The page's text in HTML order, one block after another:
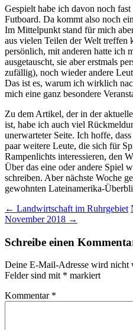
Gespielt habe ich davon noch
Futboard. Da kommt also noch
Im Mittelpunkt stand für mich
aus vielen Teilen der Welt treffen
persönlich, mit anderen hatte ich
ausgetauscht, sie aber erstmals
zufällig), noch wieder andere
Das ist es, warum ich wirklich
mich eine ganz besondere
Zu dem Artikel, der in der
ist, habe ich auch viel
unerwarteter Seite. Ich hoffe,
paar weitere Leute, die sich für
Rampenlichts interessieren, den
Über das eine oder andere Spiel
schreiben. Aber nächste Woche
gewohnten Lateinamerika-
Beitragsnavigation
← Landwirtschaft im Ruhrgebiet
November 2018 →
Schreibe einen
Deine E-Mail-Adresse wird nicht
Felder sind mit * markiert
Kommentar *